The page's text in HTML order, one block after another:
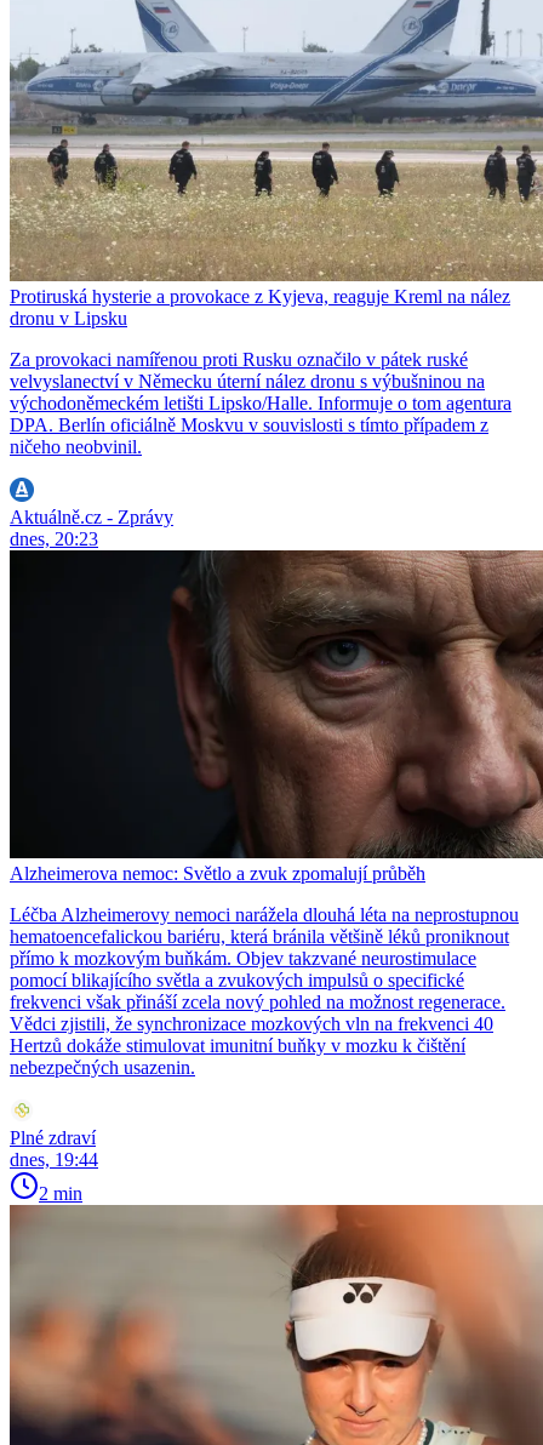
Protiruská hysterie a provokace z Kyjeva, reaguje Kreml na nález
dronu v Lipsku
Za provokaci namířenou proti Rusku označilo v pátek ruské
velvyslanectví v Německu úterní nález dronu s výbušninou na
východoněmeckém letišti Lipsko/Halle. Informuje o tom agentura
DPA. Berlín oficiálně Moskvu v souvislosti s tímto případem z
ničeho neobvinil.
Aktuálně.cz - Zprávy
dnes, 20:23
Alzheimerova nemoc: Světlo a zvuk zpomalují průběh
Léčba Alzheimerovy nemoci narážela dlouhá léta na neprostupnou
hematoencefalickou bariéru, která bránila většině léků proniknout
přímo k mozkovým buňkám. Objev takzvané neurostimulace
pomocí blikajícího světla a zvukových impulsů o specifické
frekvenci však přináší zcela nový pohled na možnost regenerace.
Vědci zjistili, že synchronizace mozkových vln na frekvenci 40
Hertzů dokáže stimulovat imunitní buňky v mozku k čištění
nebezpečných usazenin.
Plné zdraví
dnes, 19:44
2 min